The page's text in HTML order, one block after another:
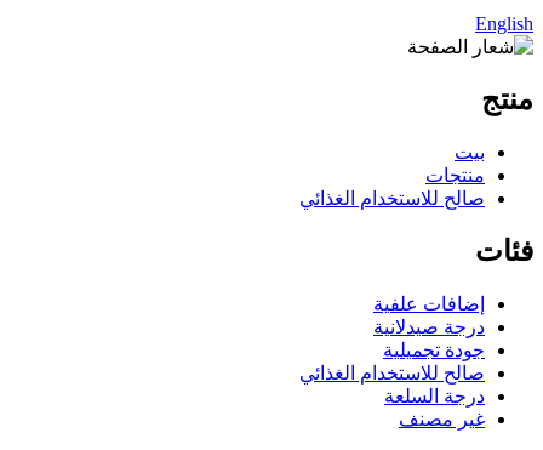
English
منتج
بيت
منتجات
صالح للاستخدام الغذائي
فئات
إضافات علفية
درجة صيدلانية
جودة تجميلية
صالح للاستخدام الغذائي
درجة السلعة
غير مصنف